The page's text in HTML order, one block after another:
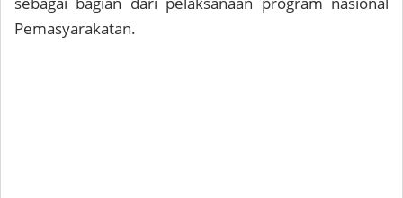
Pemasyarakatan.